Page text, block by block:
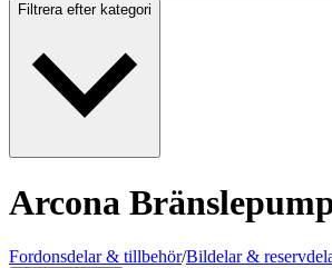
Filtrera efter kategori
Arcona
Fordonsdelar & tillbehör/Bildelar &